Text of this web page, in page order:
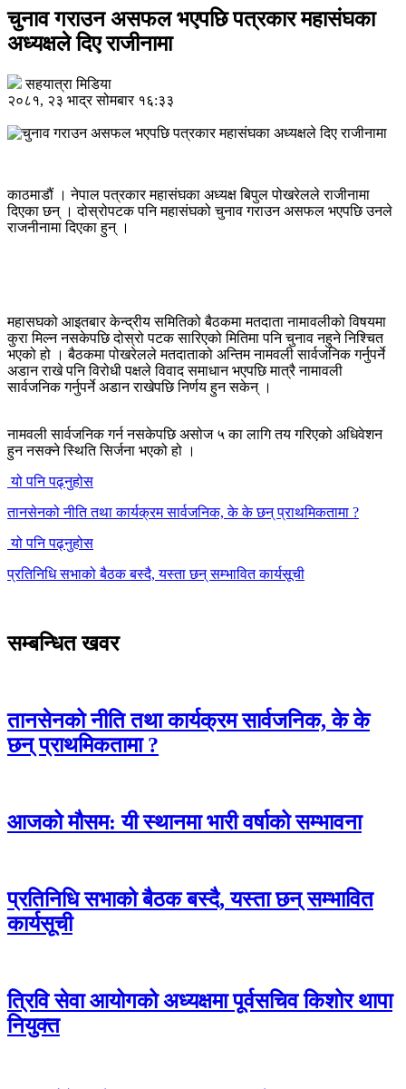
चुनाव गराउन असफल भएपछि पत्रकार महासंघका
अध्यक्षले दिए राजीनामा
सहयात्रा मिडिया
२०८१, २३ भाद्र सोमबार १६:३३
काठमाडौं । नेपाल पत्रकार महासंघका अध्यक्ष बिपुल पोखरेलले राजीनामा
दिएका छन् । दोस्रोपटक पनि महासंघको चुनाव गराउन असफल भएपछि उनले
राजनीनामा दिएका हुन् ।
महासघको आइतबार केन्द्रीय समितिको बैठकमा मतदाता नामावलीको विषयमा
कुरा मिल्न नसकेपछि दोस्रो पटक सारिएको मितिमा पनि चुनाव नहुने निश्चित
भएको हो । बैठकमा पोखरेलले मतदाताको अन्तिम नामवली सार्वजनिक गर्नुपर्ने
अडान राखे पनि विरोधी पक्षले विवाद समाधान भएपछि मात्रै नामावली
सार्वजनिक गर्नुपर्ने अडान राखेपछि निर्णय हुन सकेन् ।
नामवली सार्वजनिक गर्न नसकेपछि असोज ५ का लागि तय गरिएको अधिवेशन
हुन नसक्ने स्थिति सिर्जना भएको हो ।
यो पनि पढ्नुहोस
तानसेनको नीति तथा कार्यक्रम सार्वजनिक, के के छन् प्राथमिकतामा ?
यो पनि पढ्नुहोस
प्रतिनिधि सभाको बैठक बस्दै, यस्ता छन् सम्भावित कार्यसूची
सम्बन्धित खवर
तानसेनको नीति तथा कार्यक्रम सार्वजनिक, के के
छन् प्राथमिकतामा ?
आजको मौसम: यी स्थानमा भारी वर्षाको सम्भावना
प्रतिनिधि सभाको बैठक बस्दै, यस्ता छन् सम्भावित
कार्यसूची
त्रिवि सेवा आयोगको अध्यक्षमा पूर्वसचिव किशोर थापा
नियुक्त